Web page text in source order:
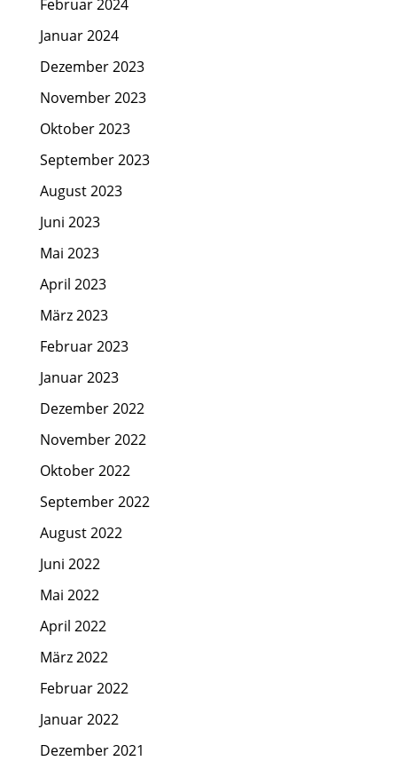
Februar 2024
Januar 2024
Dezember 2023
November 2023
Oktober 2023
September 2023
August 2023
Juni 2023
Mai 2023
April 2023
März 2023
Februar 2023
Januar 2023
Dezember 2022
November 2022
Oktober 2022
September 2022
August 2022
Juni 2022
Mai 2022
April 2022
März 2022
Februar 2022
Januar 2022
Dezember 2021